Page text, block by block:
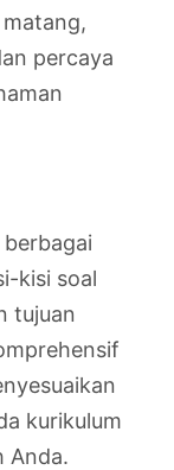
percaya
kisi soal
tujuan
kurikulum
Anda.